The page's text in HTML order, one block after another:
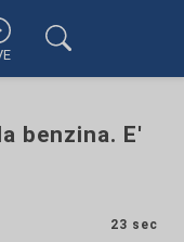
benzina. E'
23 sec